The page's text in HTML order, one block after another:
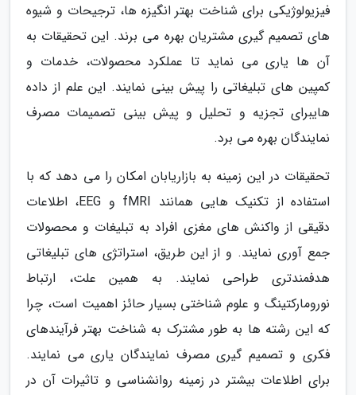
فیزیولوژیکی برای شناخت بهتر انگیزه ها، ترجیحات و شیوه
های تصمیم گیری مشتریان بهره می برند. این تحقیقات به
آن ها یاری می نماید تا عملکرد محصولات، خدمات و
کمپین های تبلیغاتی را پیش بینی نمایند. این علم از داده
هایبرای تجزیه و تحلیل و پیش بینی تصمیمات مصرف
نمایندگان بهره می برد.
تحقیقات در این زمینه به بازاریابان امکان را می دهد که با
استفاده از تکنیک هایی همانند fMRI و EEG، اطلاعات
دقیقی از واکنش های مغزی افراد به تبلیغات و محصولات
جمع آوری نمایند. و از این طریق، استراتژی های تبلیغاتی
هدفمندتری طراحی نمایند. به همین علت، ارتباط
نورومارکتینگ و علوم شناختی بسیار حائز اهمیت است، چرا
که این رشته ها به طور مشترک به شناخت بهتر فرآیندهای
فکری و تصمیم گیری مصرف نمایندگان یاری می نمایند.
برای اطلاعات بیشتر در زمینه روانشناسی و تاثیرات آن در